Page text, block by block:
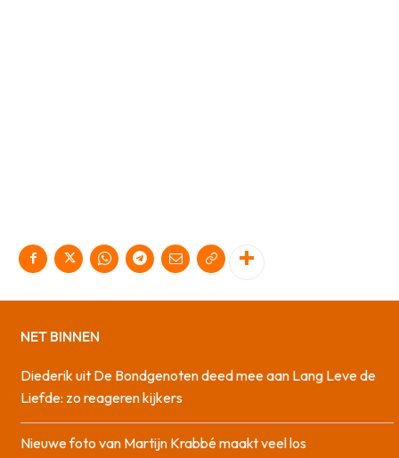
NET BINNEN
Diederik uit De Bondgenoten deed mee aan Lang Leve de
Liefde: zo reageren kijkers
Nieuwe foto van Martijn Krabbé maakt veel los